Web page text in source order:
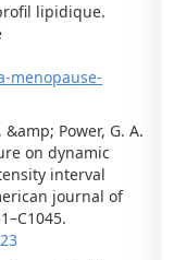
lipidique.
menopause-
Power, G. A.
on dynamic
interval
journal of